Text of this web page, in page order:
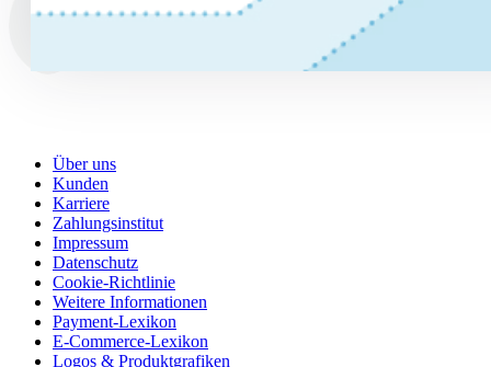
Über uns
Kunden
Karriere
Zahlungsinstitut
Impressum
Datenschutz
Cookie-Richtlinie
Weitere Informationen
Payment-Lexikon
E-Commerce-Lexikon
Logos & Produktgrafiken